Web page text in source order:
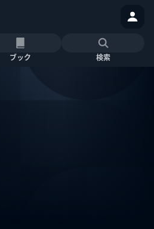
ブック 検索